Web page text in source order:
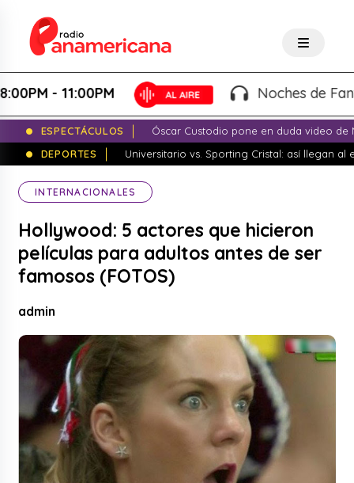
Noches de Fantasía - Karla
ESPECTÁCULOS
Óscar Custodio pone en duda video de
DEPORTES
Universitario vs. Sporting Cristal: así llegan al
INTERNACIONALES
Hollywood: 5 actores que hicieron
películas para adultos antes de ser
famosos (FOTOS)
admin